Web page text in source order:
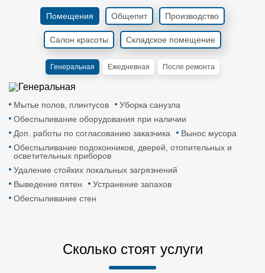
Помещения Общепит Производство
Салон красоты Складское помещение
Генеральная Ежедневная После ремонта
Мытье полов, плинтусов
Уборка санузла
Обеспыливание оборудования при наличии
Доп. работы по согласованию заказчика
Вынос мусора
Обеспыливание подоконников, дверей, отопительных и
осветительных приборов
Удаление стойких локальных загрязнений
Выведение пятен
Устранение запахов
Обеспыливание стен
Сколько стоят услуги